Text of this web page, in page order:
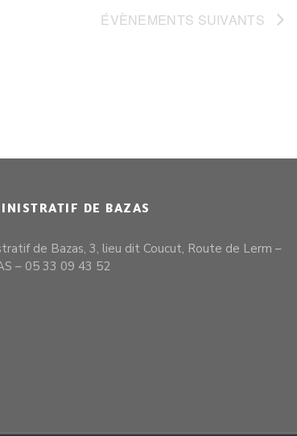
ÉVÈNEMENTS SUIVANTS
DE BAZAS
de Bazas, 3, lieu dit Coucut, Route de Lerm –
– 05 33 09 43 52